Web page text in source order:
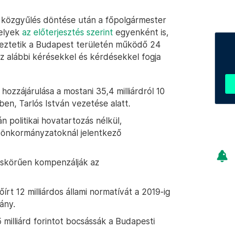
döntése után a főpolgármester
az előterjesztés szerint egyenként is,
a Budapest területén működő 24
alábbi kérésekkel és kérdésekkel fogja
a mostani 35,4 milliárdról 10
Tarlós István vezetése alatt.
politikai hovatartozás nélkül,
jelentkező
kompenzálják az
12 milliárdos állami normatívát a 2019-ig
forintot bocsássák a Budapesti